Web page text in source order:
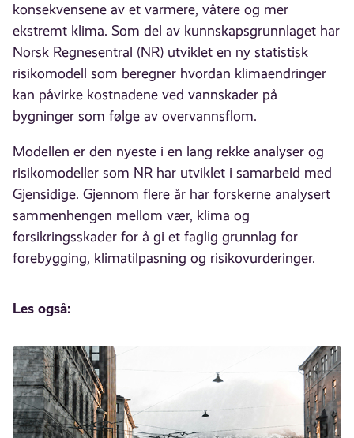
konsekvensene av et varmere, våtere og mer
ekstremt klima. Som del av kunnskapsgrunnlaget har
Norsk Regnesentral (NR) utviklet en ny statistisk
risikomodell som beregner hvordan klimaendringer
kan påvirke kostnadene ved vannskader på
bygninger som følge av overvannsflom.
Modellen er den nyeste i en lang rekke analyser og
risikomodeller som NR har utviklet i samarbeid med
Gjensidige. Gjennom flere år har forskerne analysert
sammenhengen mellom vær, klima og
forsikringsskader for å gi et faglig grunnlag for
forebygging, klimatilpasning og risikovurderinger.
Les også: